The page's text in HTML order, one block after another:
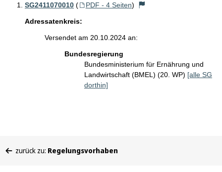
SG2411070010 ( PDF - 4 Seiten)
Adressatenkreis:
Versendet am 20.10.2024 an:
Bundesregierung
Bundesministerium für Ernährung und
Landwirtschaft (BMEL) (20. WP) [alle SG
dorthin]
befinden
zurück zu: Regelungsvorhaben